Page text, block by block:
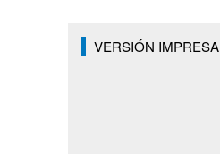
VERSIÓN IMPRESA